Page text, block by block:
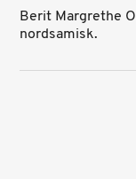
Berit Margrethe
nordsamisk.